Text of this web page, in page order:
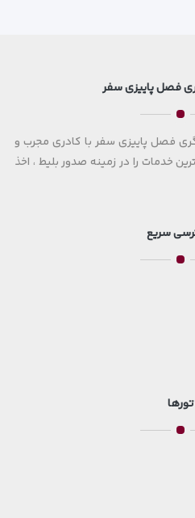
فصل پاییزی سفر
فصل پاییزی سفر با کادری مجرب و
خدمات را در زمینه صدور بلیط ، اخذ
سریع
تورها